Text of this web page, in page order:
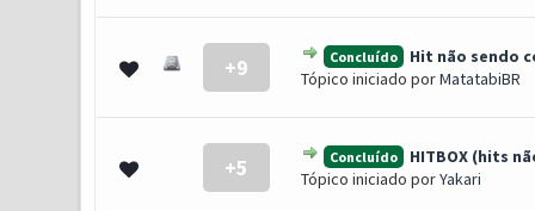
+9 Concluído
Hit não sendo
Tópico iniciado porMatatabiBR
0 Voto(s) - 0 de 5 em média
1 234 5
+5 Concluído
HITBOX (hits
Tópico iniciado porYakari
1 Voto(s) - 5 de 5 em média
1 23 4 5